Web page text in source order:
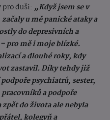
duši: „Když jsem se v
u mě panické ataky a
do depresivních a
pro mě i moje blízké.
a dlouhé roky, kdy
zastavil. Díky tehdy již
psychiatrů, sester,
a podpoře
do života ale nebyla